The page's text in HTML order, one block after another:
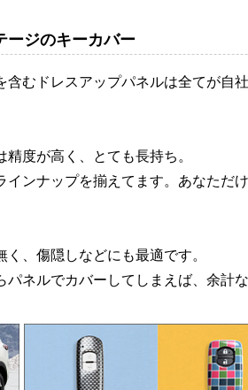
ージのキーカバー
むドレスアップパネルは全てが自
度が高く、とても長持ち。
インナップを揃えてます。あなただ
、傷隠しなどにも最適です。
ネルでカバーしてしまえば、余計